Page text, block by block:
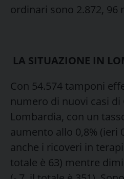
ordinari sono 2.872, 96
LA SITUAZIONE IN
Con 54.574 tamponi
numero di nuovi casi
Lombardia, con un
aumento allo 0,8% (ieri
anche i ricoveri in
totale è 63) mentre